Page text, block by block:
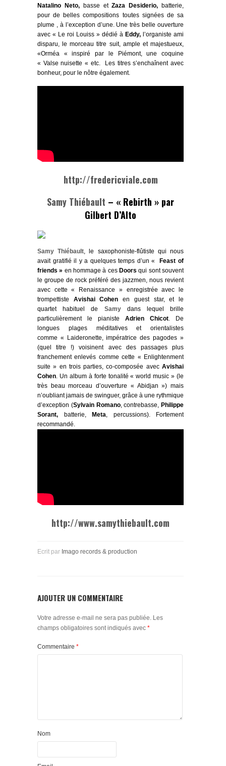
Natalino Neto,basse etZaza Desiderio, batterie,
pour de belles compositions toutes signées de sa
plume , à l’exception d’une. Une très belle ouverture
avec « Le roi Louiss » dédié à Eddy, l’organiste ami
disparu, le morceau titre suit, ample et majestueux,
«Orméa « inspiré par le Piémont, une coquine
« Valse nuisette « etc. Les titres s’enchaînent avec
bonheur, pour le nôtre également.
http://fredericviale.com
Samy Thiébault – « Rebirth » par
Gilbert D’Alto
Samy Thiébault , le saxophoniste-flûtiste qui nous
avait gratifié il y a quelques temps d’un «Feast of
friends » en hommage à cesDoors qui sont souvent
le groupe de rock préféré des jazzmen, nous revient
avec cette « Renaissance » enregistrée avec le
trompettiste Avishai Cohenen guest star, et le
quartet habituel de Samydans lequel brille
particulièrement le pianiste Adrien Chicot . De
longues plages méditatives et orientalistes
comme « Laideronette, impératrice des pagodes »
(quel titre !) voisinent avec des passages plus
franchement enlevés comme cette « Enlightenment
suite » en trois parties, co-composée avec Avishai
Cohen . Un album à forte tonalité « world music » (le
très beau morceau d’ouverture « Abidjan ») mais
n’oubliant jamais de swinguer, grâce à une rythmique
d’exception (Sylvain Romano, contrebasse, Philippe
Sorant, batterie, Meta , percussions). Fortement
recommandé.
http://www.samythiebault.com
Ecrit par Imago records & production
AJOUTER UN COMMENTAIRE
Votre adresse e-mail ne sera pas publiée. Les
champs obligatoires sont indiqués avec *
Commentaire *
Nom